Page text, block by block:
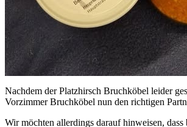
Nachdem der Platzhirsch Bruchköbel leider
Vorzimmer Bruchköbel nun den richtigen
Wir möchten allerdings darauf hinweisen,